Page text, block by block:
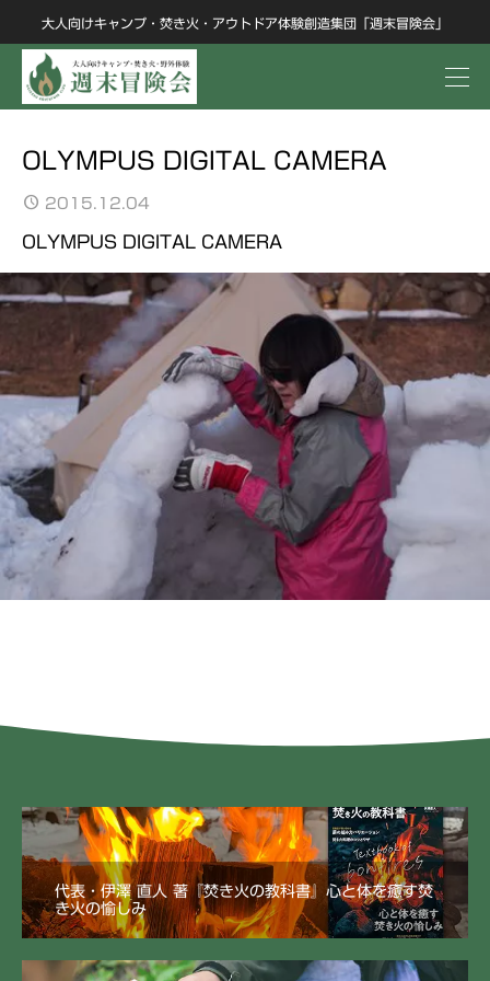
大人向けキャンプ・焚き火・アウトドア体験創造集団「週末冒険会」
OLYMPUS DIGITAL CAMERA
2015.12.04
OLYMPUS DIGITAL CAMERA
代表・伊澤 直人 著『焚き火の教科書』心と体を癒す焚
き火の愉しみ